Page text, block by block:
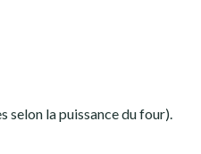
selon la puissance du four).